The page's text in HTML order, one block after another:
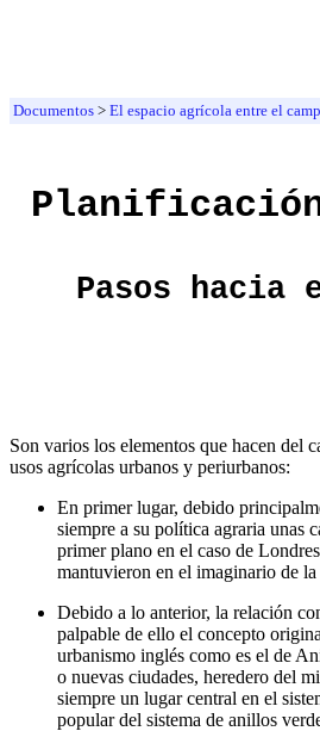
Documentos > El espacio agrícola entre el
Pasos hacia
Son varios los elementos que hacen del
usos agrícolas urbanos y periurbanos:
En primer lugar, debido
siempre a su política agraria unas
primer plano en el caso de
mantuvieron en el imaginario de
Debido a lo anterior, la relación
palpable de ello el concepto
urbanismo inglés como es el de
o nuevas ciudades, heredero del
siempre un lugar central en el
popular del sistema de anillos